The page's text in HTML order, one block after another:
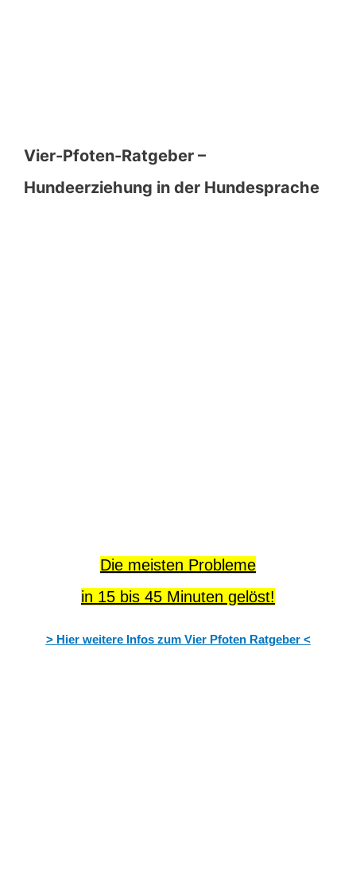
Vier-Pfoten-Ratgeber –
Hundeerziehung in der Hundesprache
Die meisten Probleme
in 15 bis 45 Minuten gelöst!
> Hier weitere Infos zum Vier Pfoten Ratgeber <